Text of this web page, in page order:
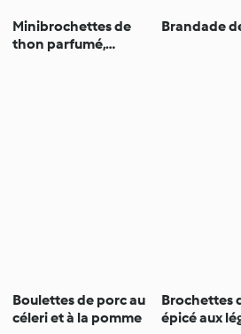
Minibrochettes de
thon parfumé,
Brandade
Boulettes de porc au
céleri et à la pomme
Brochettes
épicé aux